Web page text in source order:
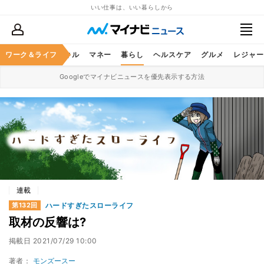
いい仕事は、いい暮らしから
ワーク＆ライフ
ア ビジネススキル マネー 暮らし ヘルスケア グルメ レジャー
Googleでマイナビニュースを優先表示する方法
連載
第132回 ハードすぎたスローライフ
取材の反響は?
掲載日 2021/07/29 10:00
著者： モンズースー